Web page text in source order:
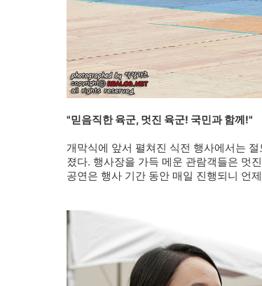
"믿음직한 육군, 멋진 육군! 국민과 함께!"
개막식에 앞서 펼쳐진 식전 행사에서는
졌다. 행사장을 가득 메운 관람객들은 멋
공연은 행사 기간 동안 매일 진행되니 언